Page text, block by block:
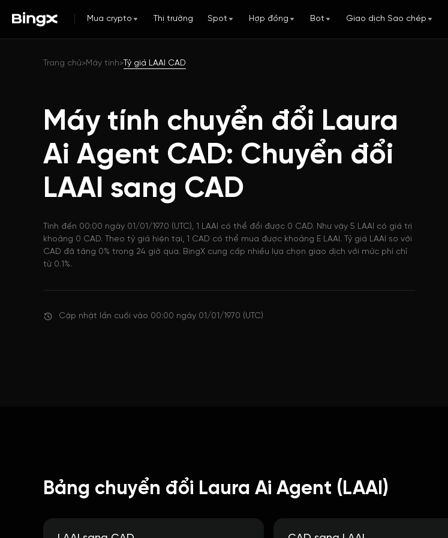
Mua crypto Thị trường Spot Hợp đồng Bot Giao dịch Sao chép
Trang chủ>Máy tính> Tỷ giá LAAI CAD
Máy tính chuyển đổi Laura
Ai Agent CAD: Chuyển đổi
LAAI sang CAD
Tính đến 00:00 ngày 01/01/1970 (UTC), 1 LAAI có thể đổi được 0 CAD. Như vậy 5 LAAI có giá trị
khoảng 0 CAD. Theo tỷ giá hiện tại, 1 CAD có thể mua được khoảng E LAAI. Tỷ giá LAAI so với
CAD đã tăng 0% trong 24 giờ qua. BingX cung cấp nhiều lựa chọn giao dịch với mức phí chỉ
từ 0.1%.
Cập nhật lần cuối vào 00:00 ngày 01/01/1970 (UTC)
Bảng chuyển đổi Laura Ai Agent (LAAI)